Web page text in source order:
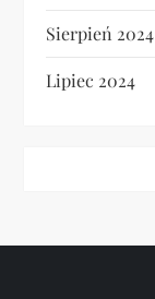
Sierpień 2024
Lipiec 2024